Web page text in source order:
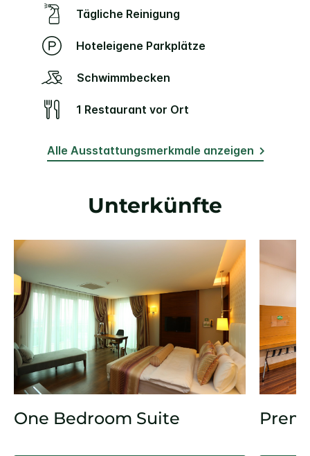
Tägliche Reinigung
Hoteleigene Parkplätze
Schwimmbecken
1 Restaurant vor Ort
Alle Ausstattungsmerkmale anzeigen
Unterkünfte
One Bedroom Suite